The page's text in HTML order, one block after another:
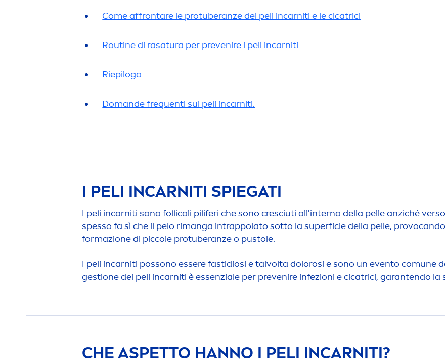
Come affrontare le protuberanze dei peli incarniti e le cicatrici
Routine di rasatura per prevenire i peli incarniti
Riepilogo
Domande frequenti sui peli incarniti.
I PELI INCARNITI SPIEGATI
I peli incarniti sono follicoli piliferi che sono cresciuti all'interno della pelle anziché
spesso fa sì che il pelo rimanga intrappolato sotto la superficie della pelle,
formazione di piccole protuberanze o pustole.
I peli incarniti possono essere fastidiosi e talvolta dolorosi e sono un evento comune
gestione dei peli incarniti è essenziale per prevenire infezioni e cicatrici, garantendo la
CHE ASPETTO HANNO I PELI INCARNITI?